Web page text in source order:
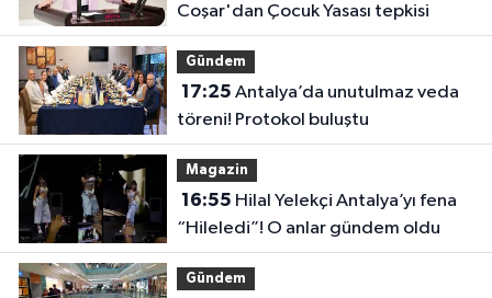
Coşar'dan Çocuk Yasası tepkisi
Gündem
17:25
töreni! Protokol buluştu
Magazin
16:55
“Hileledi”! O anlar gündem oldu
Gündem